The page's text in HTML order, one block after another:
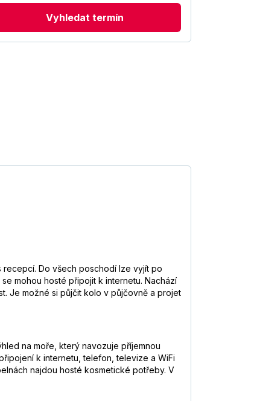
Vyhledat termín
recepcí. Do všech poschodí lze vyjít po
mohou hosté připojit k internetu. Nachází
Je možné si půjčit kolo v půjčovně a projet
na moře, který navozuje příjemnou
k internetu, telefon, televize a WiFi
najdou hosté kosmetické potřeby. V